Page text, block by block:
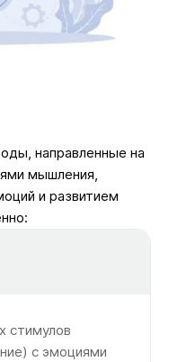
направленные на
мышления,
и развитием
стимулов
с эмоциями